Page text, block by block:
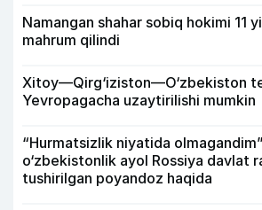
Namangan shahar sobiq hokimi 11
mahrum qilindi
Xitoy—Qirg‘iziston—O‘zbekiston
Yevropagacha uzaytirilishi mumkin
“Hurmatsizlik niyatida
o‘zbekistonlik ayol Rossiya davlat
tushirilgan poyandoz haqida